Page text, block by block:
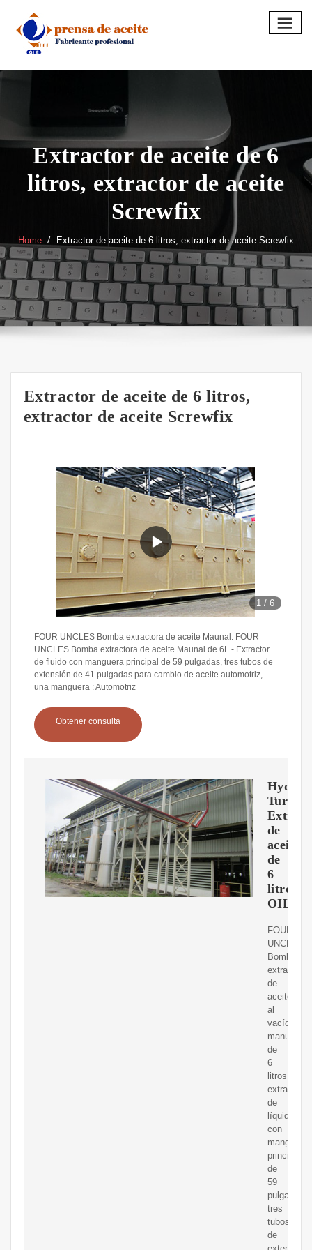
content
Extractor de aceite de 6
litros, extractor de aceite
Screwfix
Home Extractor de aceite de 6 litros, extractor de aceite Screwfix
Extractor de aceite de 6 litros,
extractor de aceite Screwfix
1 /6
FOUR UNCLES Bomba extractora de aceite Maunal. FOUR
UNCLES Bomba extractora de aceite Maunal de 6L - Extractor
de fluido con manguera principal de 59 pulgadas, tres tubos de
extensión de 41 pulgadas para cambio de aceite automotriz,
una manguera : Automotriz
Obtener consulta
Hydro-
Turf
de
aceite
de
6
litros
OIL01
FOUR
UNCLES
Bomba
extractora
de
aceite
al
vacío
manual
de
6
litros,
extractor
de
líquido
con
manguera
principal
de
59
pulgadas,
tres
tubos
de